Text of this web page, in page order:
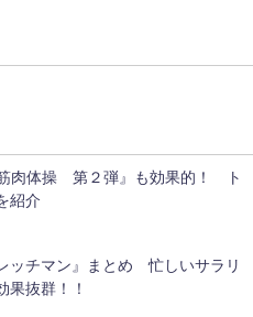
肉体操 第２弾』も効果的！ ト
紹介
ッチマン』まとめ 忙しいサラリ
果抜群！！